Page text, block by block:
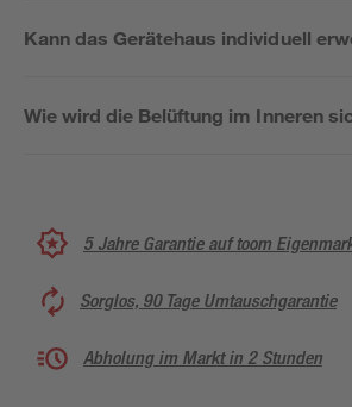
Kann das Gerätehaus individuell
Wie wird die Belüftung im Inneren
5 Jahre Garantie auf toom
Sorglos, 90 Tage Umtauschgarantie
Abholung im Markt in 2 Stunden